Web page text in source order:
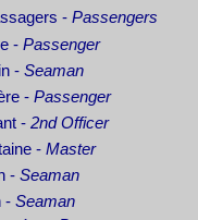
- Passengers
- Passenger
- Seaman
- Passenger
- 2nd Officer
- Master
- Seaman
- Seaman